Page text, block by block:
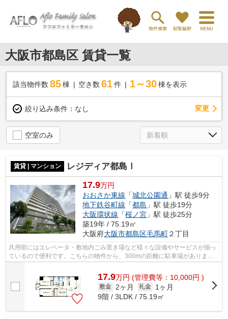
大阪市都島区 賃貸一覧
該当物件数 85棟 空き数 61 件 1～30 棟を表示
絞り込み条件： なし 変更
空室のみ
賃貸 | マンション レジディア都島Ⅰ
17.9万円
おおさか東線 「城北公園通 」駅 徒歩9分
地下鉄谷町線 「都島 」駅 徒歩19分
大阪環状線 「桜ノ宮 」駅 徒歩25分
築19年 / 75.19㎡
大阪府大阪市都島区毛馬町２丁目
共用部にはエレベータ・敷地内ごみ置き場など様々な設備やサービスが揃っ
ているので便利です。こちらの物件から、300mの距離に駐車場がありま
17.9万円 (管理費等：10,000円 )
敷金 2ヶ月 礼金
1ヶ月
9階 / 3LDK / 75.19㎡